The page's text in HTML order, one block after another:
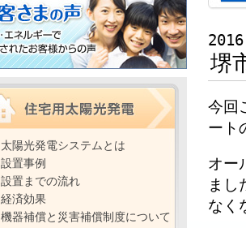
太陽光発電システムとは
設置事例
設置までの流れ
経済効果
機器補償と災害補償制度について
堺
今回
ート
オー
まし
なく